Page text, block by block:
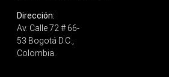
Dirección:
Av. Calle 72 # 66-
53 Bogotá D.C.,
Colombia.